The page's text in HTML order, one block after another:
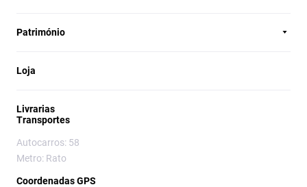
Património
Loja
Livrarias
Transportes
Autocarros: 58
Metro: Rato
Coordenadas GPS